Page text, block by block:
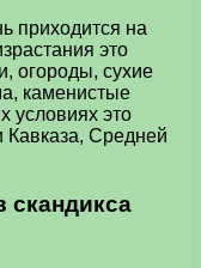
приходится на
это
огороды, сухие
каменистые
условиях это
Кавказа, Средней
скандикса